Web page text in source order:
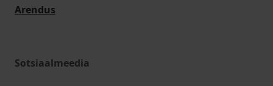
Arendus
Sotsiaalmeedia